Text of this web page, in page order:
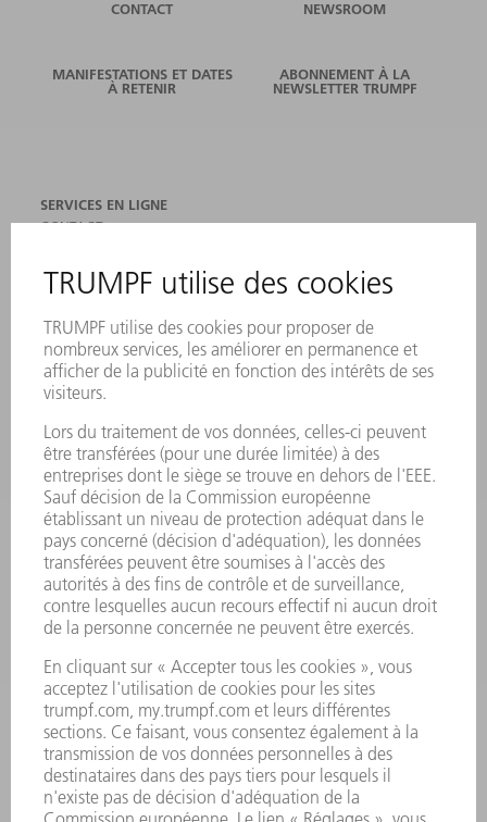
CONTACT NEWSROOM
MANIFESTATIONS ET DATES
À RETENIR
ABONNEMENT À LA
NEWSLETTER TRUMPF
SERVICES EN LIGNE
CONTACT
MANIFESTATIONS ET DATES À RETENIR
INSCRIPTION À LA NEWSLETTER
PRODUITS
MACHINES & SYSTÈMES
LASER
ELECTRONIQUE DE PUISSANCE
OUTILS ÉLECTRIQUES
SMART FACTORY
LOGICIEL
SERVICES
APPLICATIONS
SECTEURS D'ACTIVITÉ
ENTREPRISE
CARRIÈRE
OFFRES D'EMPLOI
PROFIL DE L'ENTREPRISE
CONSEIL D'ADMINISTRATION
RAPPORT ANNUEL
PRINCIPES FONDAMENTAUX DE L'ENTREPRISE
CONFORMITÉ
SYSTÈME D'ALERTE
SÉCURITÉ
COMMUNIQUÉS DE PRESSE
MAGAZINE
DURABILITÉ